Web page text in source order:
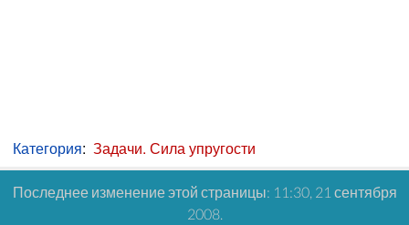
Категория: Задачи. Сила упругости
Последнее изменение этой страницы: 11:30, 21 сентября
2008.